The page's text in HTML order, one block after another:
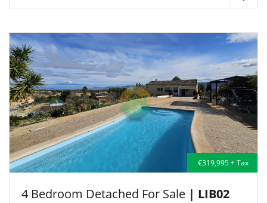
€319,995 + Tax
4 Bedroom Detached For Sale | LIB02